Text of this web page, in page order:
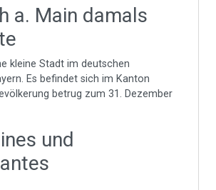
a. Main damals
kleine Stadt im deutschen
Es befindet sich im Kanton
betrug zum 31. Dezember
und